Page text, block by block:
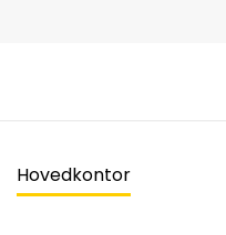
Hovedkontor